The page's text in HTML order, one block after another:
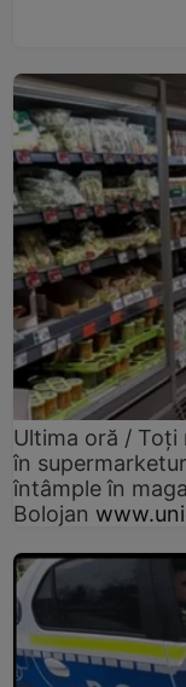
Ultima oră / Toți
în
întâmple în
Bolojan